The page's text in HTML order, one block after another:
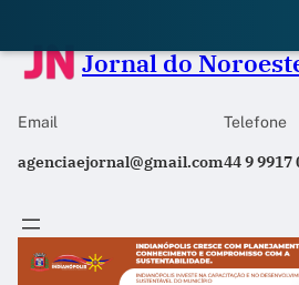
Jornal do
Email
agenciaejornal@gmail.com
Telefone
44 9 9917